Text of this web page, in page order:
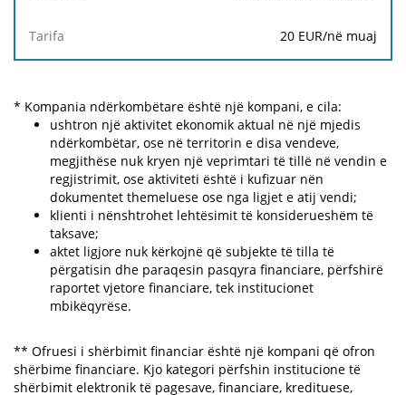
20 EUR/në muaj
* Kompania ndërkombëtare është një kompani, e cila:
ushtron një aktivitet ekonomik aktual në një mjedis
ndërkombëtar, ose në territorin e disa vendeve,
megjithëse nuk kryen një veprimtari të tillë në vendin e
regjistrimit, ose aktiviteti është i kufizuar nën
dokumentet themeluese ose nga ligjet e atij vendi;
klienti i nënshtrohet lehtësimit të konsiderueshëm të
taksave;
aktet ligjore nuk kërkojnë që subjekte të tilla të
përgatisin dhe paraqesin pasqyra financiare, përfshirë
raportet vjetore financiare, tek institucionet
mbikëqyrëse.
** Ofruesi i shërbimit financiar është një kompani që ofron
shërbime financiare. Kjo kategori përfshin institucione të
shërbimit elektronik të pagesave, financiare, kredituese,